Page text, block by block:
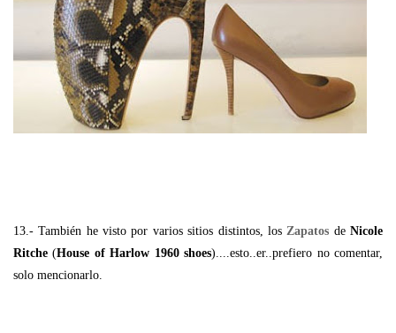
13.- También he visto por varios sitios distintos, los Zapatos deNicole
Ritche (House of Harlow 1960 shoes)....esto..er..prefiero no comentar,
solo mencionarlo.